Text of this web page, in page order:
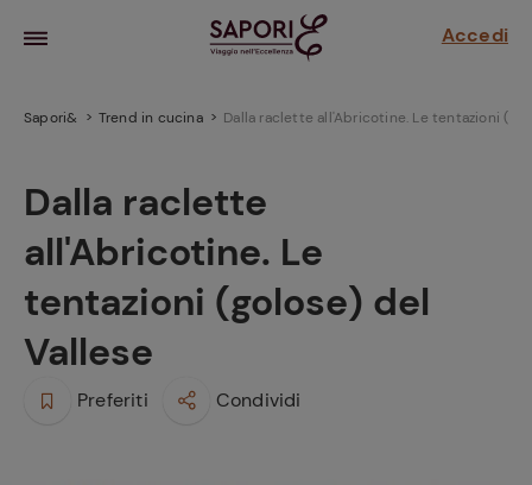
Accedi
frutta
sensi di
Sapori& Trend in cucina Dalla raclette all'Abricotine. Le tentazioni
Dalla raclette
all'Abricotine. Le
tentazioni (golose) del
Vallese
Preferiti Condividi